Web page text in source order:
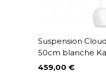
Suspension
50cm blanche
Prix
459,00 €